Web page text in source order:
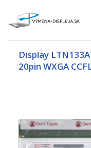
Display
20pin WXGA